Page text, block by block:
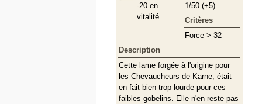
-20 en
vitalité
1/50 (+5)
Critères
Force > 32
Description
Cette lame forgée à l'origine pour
les Chevaucheurs de Karne, était
en fait bien trop lourde pour ces
faibles gobelins. Elle n'en reste pas